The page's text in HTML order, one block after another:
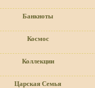
Банкноты
Космос
Коллекции
Царская Семья